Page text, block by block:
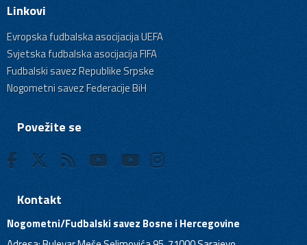
Linkovi
Evropska fudbalska asocijacija UEFA
Svjetska fudbalska asocijacija FIFA
Fudbalski savez Republike Srpske
Nogometni savez Federacije BiH
Povežite se
Kontakt
Nogometni/Fudbalski savez Bosne i Hercegovine